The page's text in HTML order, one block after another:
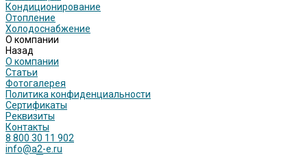
Кондиционирование
Отопление
Холодоснабжение
О компании
Назад
О компании
Статьи
Фотогалерея
Политика конфиденциальности
Сертификаты
Реквизиты
Контакты
8 800 30 11 902
info@a2-e.ru